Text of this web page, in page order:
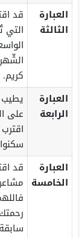
العبارة
الثالثة
قد
التي
كريم.
العبارة
الرابعة
يطيب
على
العبارة
الخامسة
قد